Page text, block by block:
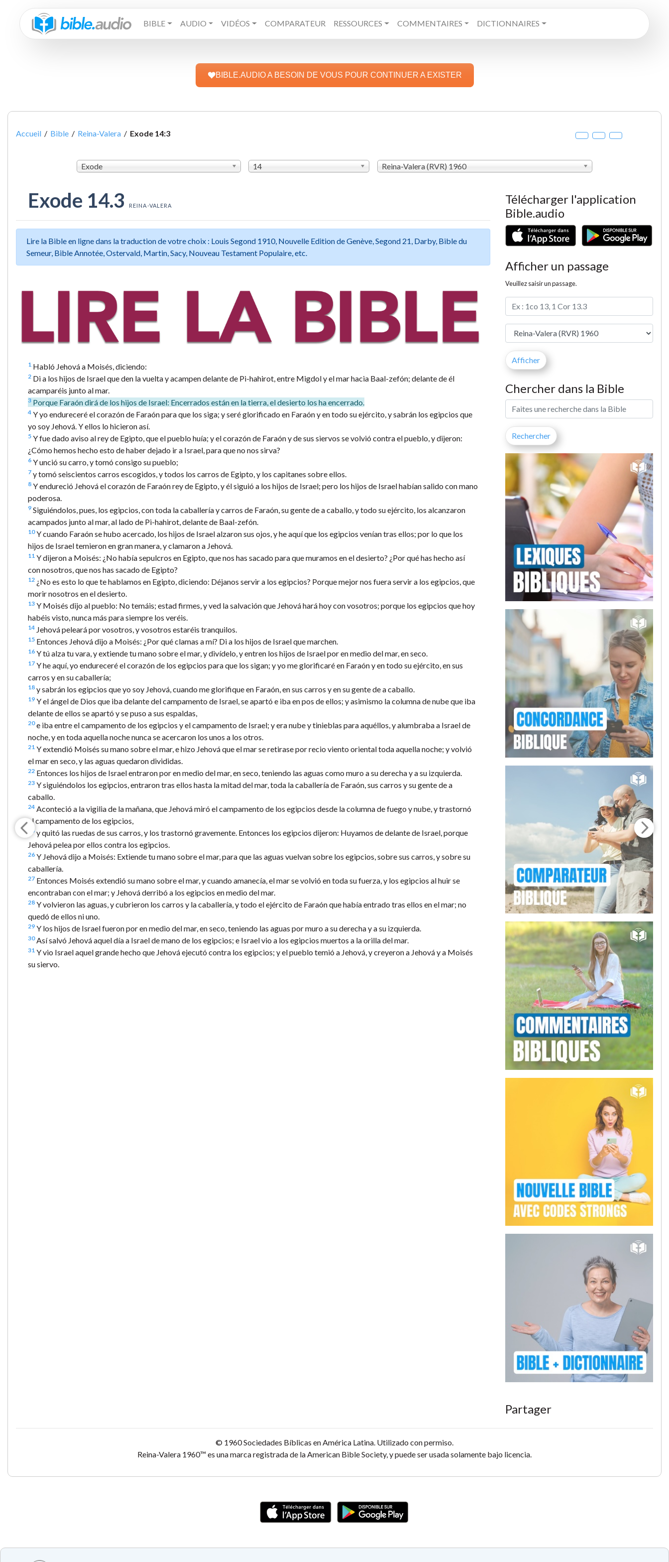
BIBLE AUDIO VIDÉOS COMPARATEUR RESSOURCES COMMENTAIRES DICTIONNAIRES
BIBLE.AUDIO A BESOIN DE VOUS POUR CONTINUER A EXISTER
Accueil / Bible / Reina-Valera / Exode 14:3
Exode 14 Reina-Valera (RVR) 1960
Exode 14.3 REINA-VALERA
Lire la Bible en ligne dans la traduction de votre choix : Louis Segond 1910, Nouvelle Edition de Genève, Segond 21, Darby, Bible du
Semeur, Bible Annotée, Ostervald, Martin, Sacy, Nouveau Testament Populaire, etc.
1 Habló Jehová a Moisés, diciendo:
2 Di a los hijos de Israel que den la vuelta y acampen delante de Pi-hahirot, entre Migdol y el mar hacia Baal-zefón; delante de él
acamparéis junto al mar.
3 Porque Faraón dirá de los hijos de Israel: Encerrados están en la tierra, el desierto los ha encerrado.
4 Y yo endureceré el corazón de Faraón para que los siga; y seré glorificado en Faraón y en todo su ejército, y sabrán los egipcios que
yo soy Jehová. Y ellos lo hicieron así.
5 Y fue dado aviso al rey de Egipto, que el pueblo huía; y el corazón de Faraón y de sus siervos se volvió contra el pueblo, y dijeron:
¿Cómo hemos hecho esto de haber dejado ir a Israel, para que no nos sirva?
6 Y unció su carro, y tomó consigo su pueblo;
7 y tomó seiscientos carros escogidos, y todos los carros de Egipto, y los capitanes sobre ellos.
8 Y endureció Jehová el corazón de Faraón rey de Egipto, y él siguió a los hijos de Israel; pero los hijos de Israel habían salido con mano
poderosa.
9 Siguiéndolos, pues, los egipcios, con toda la caballería y carros de Faraón, su gente de a caballo, y todo su ejército, los alcanzaron
acampados junto al mar, al lado de Pi-hahirot, delante de Baal-zefón.
10Y cuando Faraón se hubo acercado, los hijos de Israel alzaron sus ojos, y he aquí que los egipcios venían tras ellos; por lo que los
hijos de Israel temieron en gran manera, y clamaron a Jehová.
11 Y dijeron a Moisés: ¿No había sepulcros en Egipto, que nos has sacado para que muramos en el desierto? ¿Por qué has hecho así
con nosotros, que nos has sacado de Egipto?
12 ¿No es esto lo que te hablamos en Egipto, diciendo: Déjanos servir a los egipcios? Porque mejor nos fuera servir a los egipcios, que
morir nosotros en el desierto.
13 Y Moisés dijo al pueblo: No temáis; estad firmes, y ved la salvación que Jehová hará hoy con vosotros; porque los egipcios que hoy
habéis visto, nunca más para siempre los veréis.
14 Jehová peleará por vosotros, y vosotros estaréis tranquilos.
15 Entonces Jehová dijo a Moisés: ¿Por qué clamas a mí? Di a los hijos de Israel que marchen.
16 Y tú alza tu vara, y extiende tu mano sobre el mar, y divídelo, y entren los hijos de Israel por en medio del mar, en seco.
17 Y he aquí, yo endureceré el corazón de los egipcios para que los sigan; y yo me glorificaré en Faraón y en todo su ejército, en sus
carros y en su caballería;
18 y sabrán los egipcios que yo soy Jehová, cuando me glorifique en Faraón, en sus carros y en su gente de a caballo.
19 Y el ángel de Dios que iba delante del campamento de Israel, se apartó e iba en pos de ellos; y asimismo la columna de nube que iba
delante de ellos se apartó y se puso a sus espaldas,
20e iba entre el campamento de los egipcios y el campamento de Israel; y era nube y tinieblas para aquéllos, y alumbraba a Israel de
noche, y en toda aquella noche nunca se acercaron los unos a los otros.
21 Y extendió Moisés su mano sobre el mar, e hizo Jehová que el mar se retirase por recio viento oriental toda aquella noche; y volvió
el mar en seco, y las aguas quedaron divididas.
22 Entonces los hijos de Israel entraron por en medio del mar, en seco, teniendo las aguas como muro a su derecha y a su izquierda.
23 Y siguiéndolos los egipcios, entraron tras ellos hasta la mitad del mar, toda la caballería de Faraón, sus carros y su gente de a
caballo.
24 Aconteció a la vigilia de la mañana, que Jehová miró el campamento de los egipcios desde la columna de fuego y nube, y trastornó
el campamento de los egipcios,
25 y quitó las ruedas de sus carros, y los trastornó gravemente. Entonces los egipcios dijeron: Huyamos de delante de Israel, porque
Jehová pelea por ellos contra los egipcios.
26 Y Jehová dijo a Moisés: Extiende tu mano sobre el mar, para que las aguas vuelvan sobre los egipcios, sobre sus carros, y sobre su
caballería.
27 Entonces Moisés extendió su mano sobre el mar, y cuando amanecía, el mar se volvió en toda su fuerza, y los egipcios al huir se
encontraban con el mar; y Jehová derribó a los egipcios en medio del mar.
28 Y volvieron las aguas, y cubrieron los carros y la caballería, y todo el ejército de Faraón que había entrado tras ellos en el mar; no
quedó de ellos ni uno.
29 Y los hijos de Israel fueron por en medio del mar, en seco, teniendo las aguas por muro a su derecha y a su izquierda.
30Así salvó Jehová aquel día a Israel de mano de los egipcios; e Israel vio a los egipcios muertos a la orilla del mar.
31 Y vio Israel aquel grande hecho que Jehová ejecutó contra los egipcios; y el pueblo temió a Jehová, y creyeron a Jehová y a Moisés
su siervo.
Télécharger l'application
Bible.audio
Afficher un passage
Veuillez saisir un passage.
Chercher dans la Bible
Partager
© 1960 Sociedades Bíblicas en América Latina. Utilizado con permiso.
Reina-Valera 1960™ es una marca registrada de la American Bible Society, y puede ser usada solamente bajo licencia.